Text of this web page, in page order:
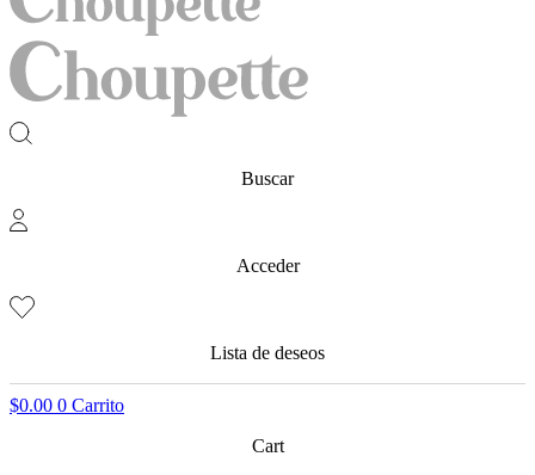
Buscar
Acceder
Lista de deseos
$0.00 0 Carrito
Cart